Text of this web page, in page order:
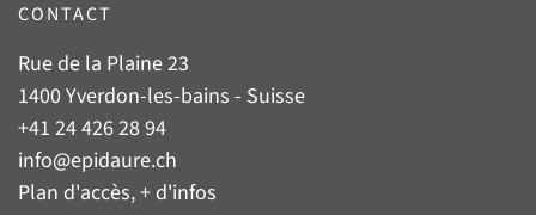
CONTACT
Rue de la Plaine 23
1400 Yverdon-les-bains - Suisse
+41 24 426 28 94
info@epidaure.ch
Plan d'accès, + d'infos